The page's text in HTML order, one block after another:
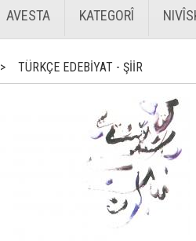
AVESTA KATEGORÎ
> TÜRKÇE EDEBİYAT - ŞİİR